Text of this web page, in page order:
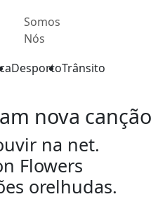
Somos
Nós
DesportoTrânsito
nova canção
na net.
Flowers
orelhudas.